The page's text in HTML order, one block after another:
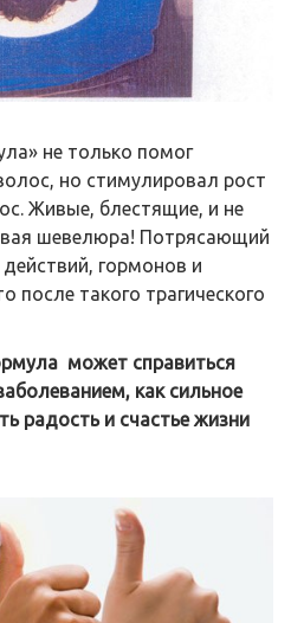
не только помог
но стимулировал рост
Живые, блестящие, и не
шевелюра! Потрясающий
гормонов и
после такого трагического
может справиться
как сильное
радость и счастье жизни